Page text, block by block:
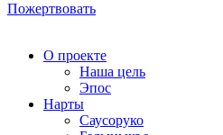
Пожертвовать
О проекте
Наша цель
Эпос
Нарты
Саусоруко